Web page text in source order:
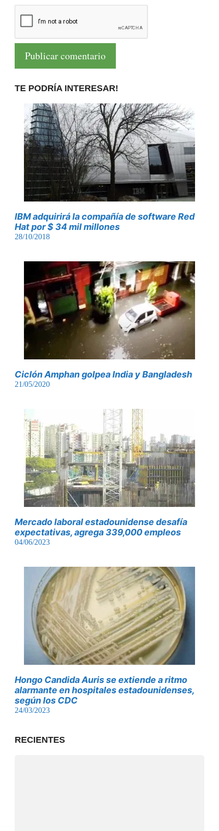
TE PODRÍA INTERESAR!
IBM adquirirá la compañía de software Red
Hat por $ 34 mil millones
28/10/2018
Ciclón Amphan golpea India y Bangladesh
21/05/2020
Mercado laboral estadounidense desafía
expectativas, agrega 339,000 empleos
04/06/2023
Hongo Candida Auris se extiende a ritmo
alarmante en hospitales estadounidenses,
según los CDC
24/03/2023
RECIENTES